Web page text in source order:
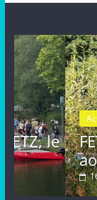
Activités
FETE de
août,
16